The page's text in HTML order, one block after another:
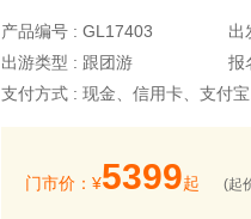
产品编号 : GL17403 出
出游类型 : 跟团游 报
支付方式 : 现金、信用卡、支付
门市价：¥5399起 (起